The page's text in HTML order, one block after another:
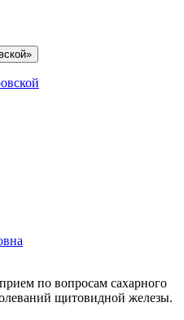
по вопросам сахарного
щитовидной железы.